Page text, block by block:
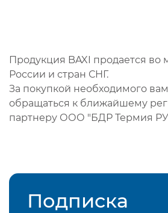
Продукция BAXI продается во
России и стран СНГ.
За покупкой необходимого
обращаться к ближайшему
партнеру ООО "БДР Термия
Подписка